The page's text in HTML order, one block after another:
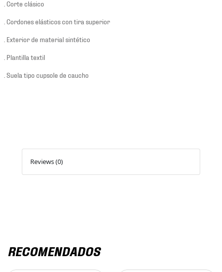
. Corte clásico
. Cordones elásticos con tira superior
. Exterior de material sintético
. Plantilla textil
. Suela tipo cupsole de caucho
Reviews (0)
RECOMENDADOS